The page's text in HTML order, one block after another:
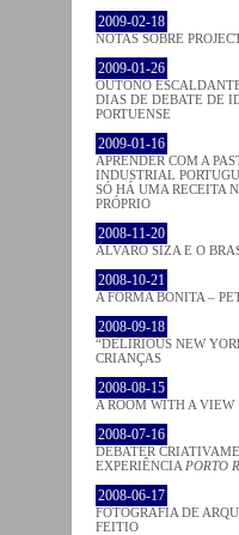
2009-02-18
NOTAS SOBRE
2009-01-26
OUTONO
DIAS DE DEBATE DE
PORTUENSE
2009-01-16
APRENDER COM A
INDUSTRIAL
SÓ HÁ UMA RECEITA
PRÓPRIO
2008-11-20
ÁLVARO SIZA E O
2008-10-21
A FORMA BONITA –
2008-09-18
“DELIRIOUS NEW
CRIANÇAS
2008-08-15
A ROOM WITH A VIEW
2008-07-16
DEBATER
EXPERIÊNCIA PORTO
2008-06-17
FOTOGRAFIA DE
FEITIO